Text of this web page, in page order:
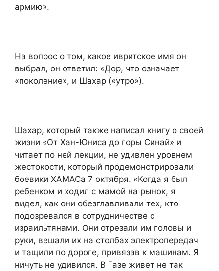
армию».
На вопрос о том, какое ивритское имя он
выбрал, он ответил: «Дор, что означает
«поколение», и Шахар («утро»).
Шахар, который также написал книгу о своей
жизни «От Хан-Юниса до горы Синай» и
читает по ней лекции, не удивлен уровнем
жестокости, который продемонстрировали
боевики ХАМАСа 7 октября. «Когда я был
ребенком и ходил с мамой на рынок, я
видел, как они обезглавливали тех, кто
подозревался в сотрудничестве с
израильтянами. Они отрезали им головы и
руки, вешали их на столбах электропередач
и тащили по дороге, привязав к машинам. Я
ничуть не удивился. В Газе живет не так